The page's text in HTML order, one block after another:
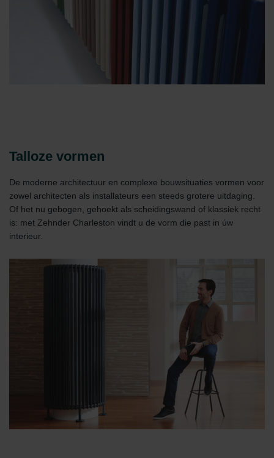
Talloze vormen
De moderne architectuur en complexe bouwsituaties vormen voor
zowel architecten als installateurs een steeds grotere uitdaging.
Of het nu gebogen, gehoekt als scheidingswand of klassiek recht
is: met Zehnder Charleston vindt u de vorm die past in úw
interieur.